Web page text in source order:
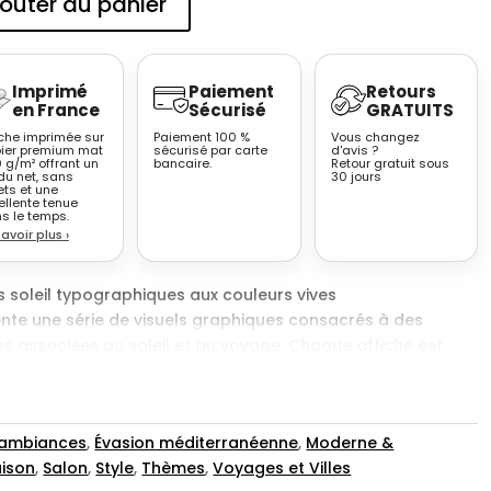
Imprimé
en France
imprimée sur
premium mat
g/m² offrant un
net, sans
et une
tenue
le temps.
plus ›
Paiement
Sécurisé
Paiement 100 %
sécurisé par carte
bancaire.
Retours
GRATUITS
Vous changez
d'avis ?
Retour gratuit sous
30 jours
typographiques aux couleurs vives
une série de visuels graphiques consacrés à des
coloré uniforme sur lequel figurent un nom de lieu
graphique central. Les compositions sont simples et
en partie haute ou centrale et un pictogramme stylisé
Les éléments visuels évoquent des formes solaires,
de manière épurée. L’ensemble repose sur une
, Évasion méditerranéenne, Moderne &
, Salon, Style, Thèmes,Voyages et Villes